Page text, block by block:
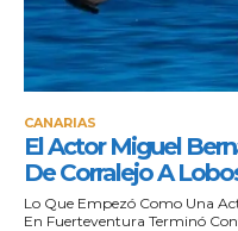
CANARIAS
El Actor Miguel
De Corralejo A
Lo Que Empezó Como Una
En Fuerteventura Terminó